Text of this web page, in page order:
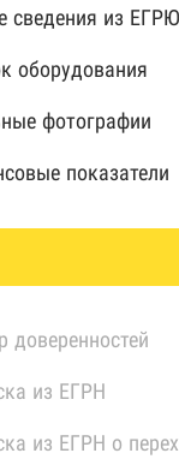
сведения из
оборудования
фотографии
показатели
доверенностей
из ЕГРН
из ЕГРН о